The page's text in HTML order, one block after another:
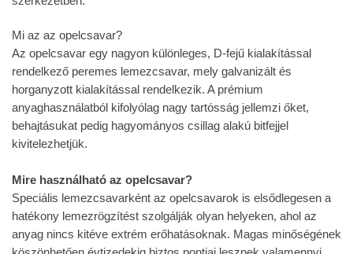
Mi az az opelcsavar?
Az opelcsavar egy nagyon különleges, D-fejű kialakítással
rendelkező peremes lemezcsavar, mely galvanizált és
horganyzott kialakítással rendelkezik. A prémium
anyaghasználatból kifolyólag nagy tartósság jellemzi őket,
behajtásukat pedig hagyományos csillag alakú bitfejjel
kivitelezhetjük.
Mire használható az opelcsavar?
Speciális lemezcsavarként az opelcsavarok is elsődlegesen a
hatékony lemezrögzítést szolgálják olyan helyeken, ahol az
anyag nincs kitéve extrém erőhatásoknak. Magas minőségének